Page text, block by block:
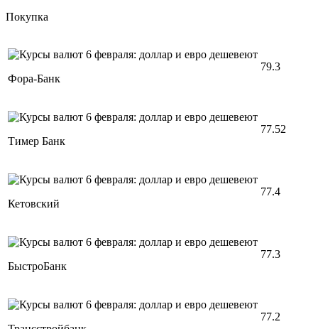
Покупка
Фора-Банк
79.3
Тимер Банк
77.52
Кетовский
77.4
БыстроБанк
77.3
77.2